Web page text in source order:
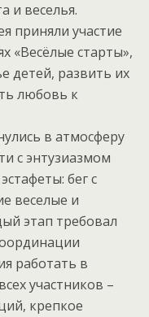
и веселья.
приняли участие
«Весёлые старты»,
детей, развить их
любовь к
в атмосферу
с энтузиазмом
бег с
веселые и
этап требовал
работать в
участников –
крепкое